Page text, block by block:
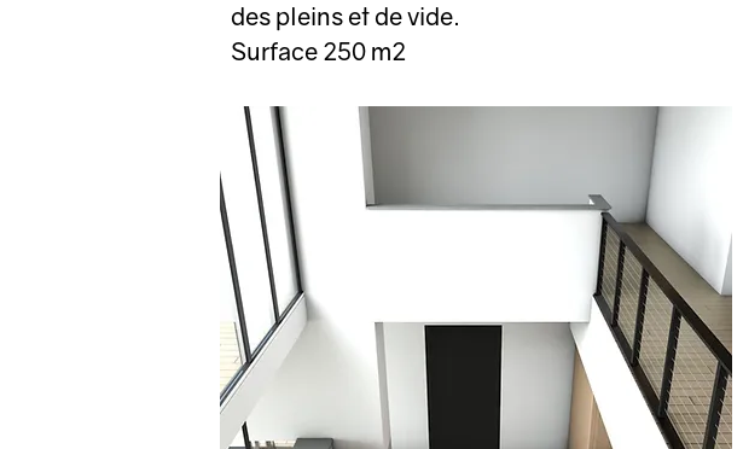
des pleins et de vide.
Surface 250 m2